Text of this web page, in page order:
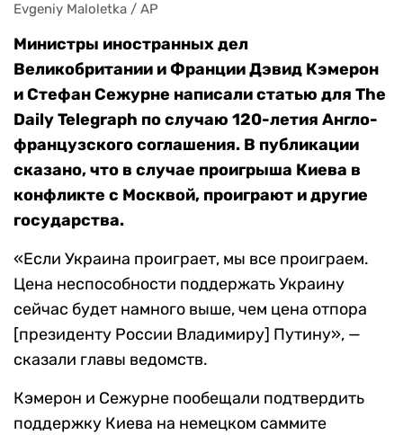
Evgeniy Maloletka / AP
Министры иностранных дел
Великобритании и Франции Дэвид Кэмерон
и Стефан Сежурне написали статью для The
Daily Telegraph по случаю 120-летия Англо-
французского соглашения. В публикации
сказано, что в случае проигрыша Киева в
конфликте с Москвой, проиграют и другие
государства.
«Если Украина проиграет, мы все проиграем.
Цена неспособности поддержать Украину
сейчас будет намного выше, чем цена отпора
[президенту России Владимиру] Путину», —
сказали главы ведомств.
Кэмерон и Сежурне пообещали подтвердить
поддержку Киева на немецком саммите